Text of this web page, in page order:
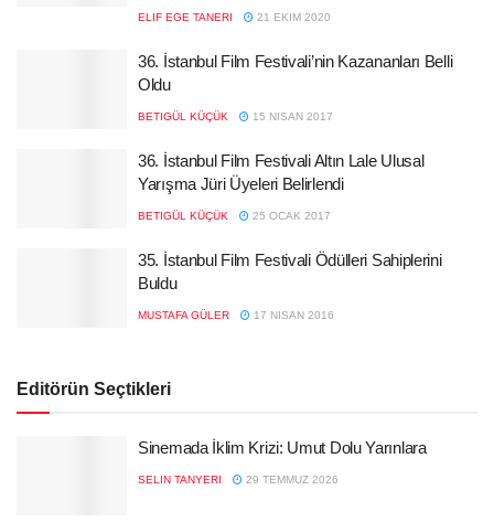
ELIF EGE TANERI 21 EKIM 2020
36. İstanbul Film Festivali’nin Kazananları Belli
Oldu
BETIGÜL KÜÇÜK 15 NISAN 2017
36. İstanbul Film Festivali Altın Lale Ulusal
Yarışma Jüri Üyeleri Belirlendi
BETIGÜL KÜÇÜK 25 OCAK 2017
35. İstanbul Film Festivali Ödülleri Sahiplerini
Buldu
MUSTAFA GÜLER 17 NISAN 2016
Editörün Seçtikleri
Sinemada İklim Krizi: Umut Dolu Yarınlara
SELIN TANYERI 29 TEMMUZ 2026